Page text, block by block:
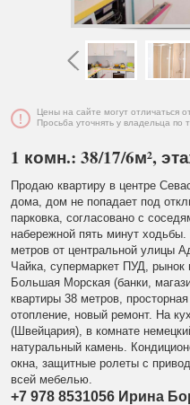
Цены на сайте могут отличаться
Просьба уточнять у владельца по
1 комн.: 38/17/6м²,
Продаю квартиру в центре
дома, дом не попадает под
парковка, согласовано с
набережной пять минут
метров от центральной улицы
Чайка, супермаркет ПУД,
Большая Морская (банки,
квартиры 38 метров,
отопление, новый ремонт. На
(Швейцария), в комнате
натуральный камень.
окна, защитные ролеты с
всей мебелью.
+7 978 8531056 Ирина